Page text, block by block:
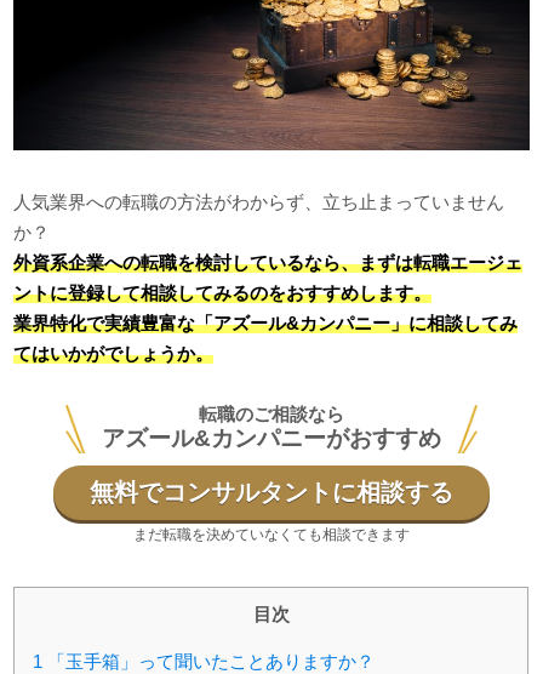
人気業界への転職の方法がわからず、立ち止まっていません
か？
外資系企業への転職を検討しているなら、まずは転職エージェ
ントに登録して相談してみるのをおすすめします。
業界特化で実績豊富な「アズール&カンパニー」に相談してみ
てはいかがでしょうか。
転職のご相談なら
アズール&カンパニーがおすすめ
無料でコンサルタントに相談する
まだ転職を決めていなくても相談できます
目次
1 「玉手箱」って聞いたことありますか？